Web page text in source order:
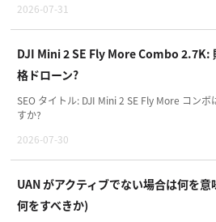
2026-07-31
DJI Mini 2 SE Fly More Combo 2.7K:
格ドローン?
SEO タイトル: DJI Mini 2 SE Fly More コン
すか?
2026-07-30
UAN がアクティブでない場合は何を
何をすべきか)